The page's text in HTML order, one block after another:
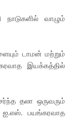
வாழும்
டாமன் மற்றும்
இயக்கத்தில்
தலா ஒருவரும்
பயங்கரவாத